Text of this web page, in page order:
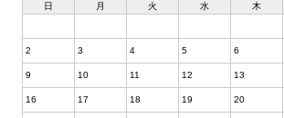
日
月 火 水 木
2 3 4 5 6
9 10 11 12 13
16 17 18 19 20